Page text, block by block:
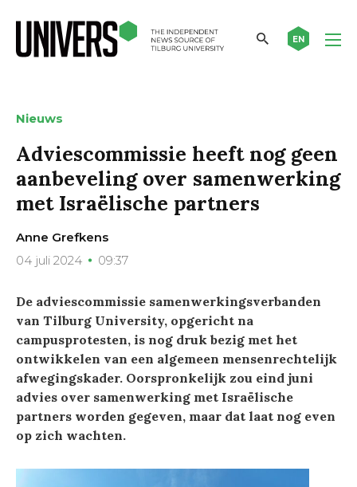
EN
Nieuws
Adviescommissie heeft nog geen
aanbeveling over samenwerking
met Israëlische partners
Anne Grefkens
04 juli 2024
09:37
De adviescommissie samenwerkingsverbanden
van Tilburg University, opgericht na
campusprotesten, is nog druk bezig met het
ontwikkelen van een algemeen mensenrechtelijk
afwegingskader. Oorspronkelijk zou eind juni
advies over samenwerking met Israëlische
partners worden gegeven, maar dat laat nog even
op zich wachten.